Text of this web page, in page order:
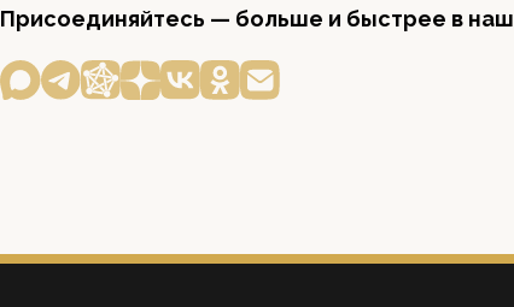
Присоединяйтесь — больше и быстрее в